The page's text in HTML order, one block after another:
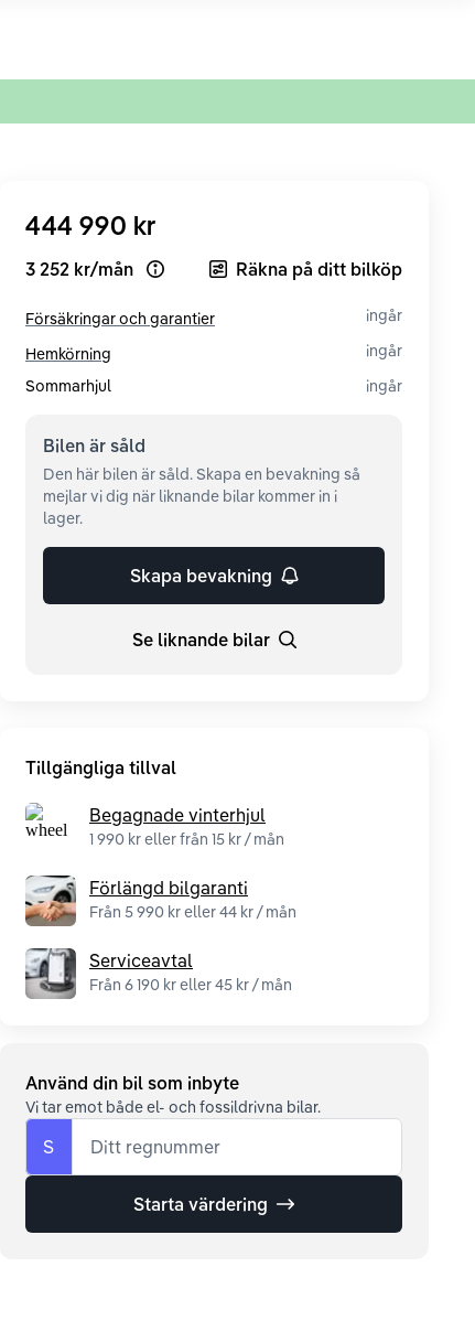
444 990 kr
3 252 kr/mån Open loan exampleRäkna på ditt bilköp
Försäkringar och garantier
ingår
Hemkörning
ingår
Sommarhjul
ingår
Bilen är såld
Den här bilen är såld. Skapa en bevakning så
mejlar vi dig när liknande bilar kommer in i
lager.
Skapa bevakning
Se liknande bilar
Tillgängliga tillval
Begagnade vinterhjul
1 990 kr eller från 15 kr / mån
Förlängd bilgaranti
Från 5 990 kr eller 44 kr / mån
Serviceavtal
Från 6 190 kr eller 45 kr / mån
Använd din bil som inbyte
Vi tar emot både el- och fossildrivna bilar.
S Ditt regnummer
Starta värdering